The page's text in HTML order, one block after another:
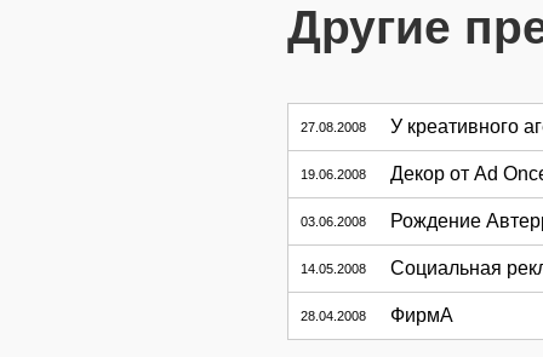
Другие
27.08.2008 У креативного
19.06.2008 Декор от Ad
03.06.2008 Рождение
14.05.2008 Социальная
28.04.2008 ФирмА